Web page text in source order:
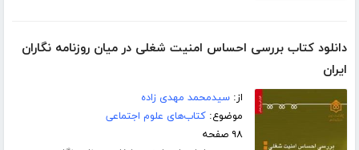
دانلود کتاب بررسی احساس امنیت شغلی در میان روزنامه نگاران
ایران
از:سیدمحمد مهدی زاده
موضوع:کتاب‌های علوم اجتماعی
۹۸ صفحه